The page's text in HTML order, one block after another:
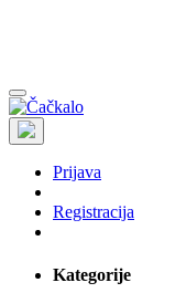
Prijava
Registracija
Kategorije